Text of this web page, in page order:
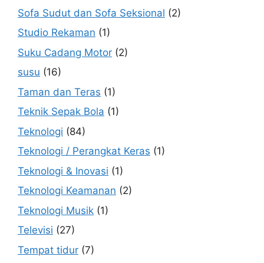
Sofa Sudut dan Sofa Seksional (2)
Studio Rekaman (1)
Suku Cadang Motor (2)
susu (16)
Taman dan Teras (1)
Teknik Sepak Bola (1)
Teknologi (84)
Teknologi / Perangkat Keras (1)
Teknologi & Inovasi (1)
Teknologi Keamanan (2)
Teknologi Musik (1)
Televisi (27)
Tempat tidur (7)